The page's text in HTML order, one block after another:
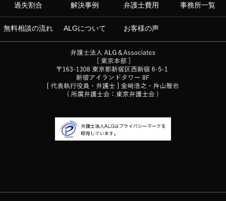
過失割合 解決事例 弁護士費用 事務所一覧
無料相談の流れ ALGについて お客様の声